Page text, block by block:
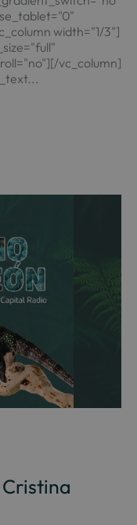
width="1/3"]
vc_column]